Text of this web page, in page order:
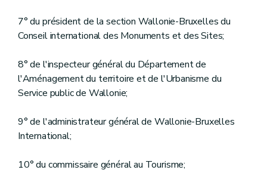
7° du président de la section Wallonie-Bruxelles du
Conseil international des Monuments et des Sites;
8° de l'inspecteur général du Département de
l'Aménagement du territoire et de l'Urbanisme du
Service public de Wallonie;
9° de l'administrateur général de Wallonie-Bruxelles
International;
10° du commissaire général au Tourisme;